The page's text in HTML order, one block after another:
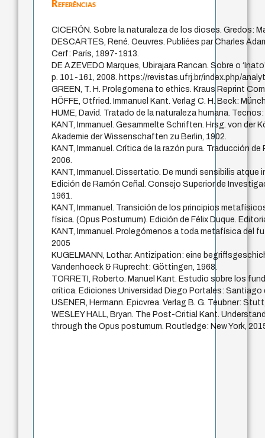
Referências
CICERÓN. Sobre la naturaleza de los dioses. Gredos:
DESCARTES, René. Oeuvres. Publiées par Charles
Cerf: París, 1897-1913.
DE AZEVEDO Marques, Ubirajara Rancan. Sobre o
p. 101-161, 2008. https://revistas.ufrj.br/index.php/
GREEN, T. H. Prolegomena to ethics. Kraus Reprint
HÖFFE, Otfried. Immanuel Kant. Verlag C. H. Beck:
HUME, David. Tratado de la naturaleza humana. Tecnos:
KANT, Immanuel. Gesammelte Schriften. Hrsg. von der
Akademie der Wissenschaften zu Berlin, 1902.
KANT, Immanuel. Crítica de la razón pura. Traducción
2006.
KANT, Immanuel. Dissertatio. De mundi sensibilis
Edición de Ramón Ceñal. Consejo Superior de
1961.
KANT, Immanuel. Transición de los principios
física. (Opus Postumum). Edición de Félix Duque.
KANT, Immanuel. Prolegómenos a toda metafísica del
2005
KUGELMANN, Lothar. Antizipation: eine
Vandenhoeck & Ruprecht: Göttingen, 1968.
TORRETI, Roberto. Manuel Kant. Estudio sobre los
crítica. Ediciones Universidad Diego Portales: Santiago
USENER, Hermann. Epicvrea. Verlag B. G. Teubner:
WESLEY HALL, Bryan. The Post-Critial Kant.
through the Opus postumum. Routledge: New York,